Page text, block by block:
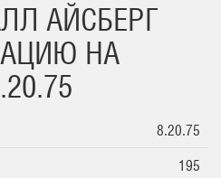
АЙСБЕРГ
НА
8.20.75
195